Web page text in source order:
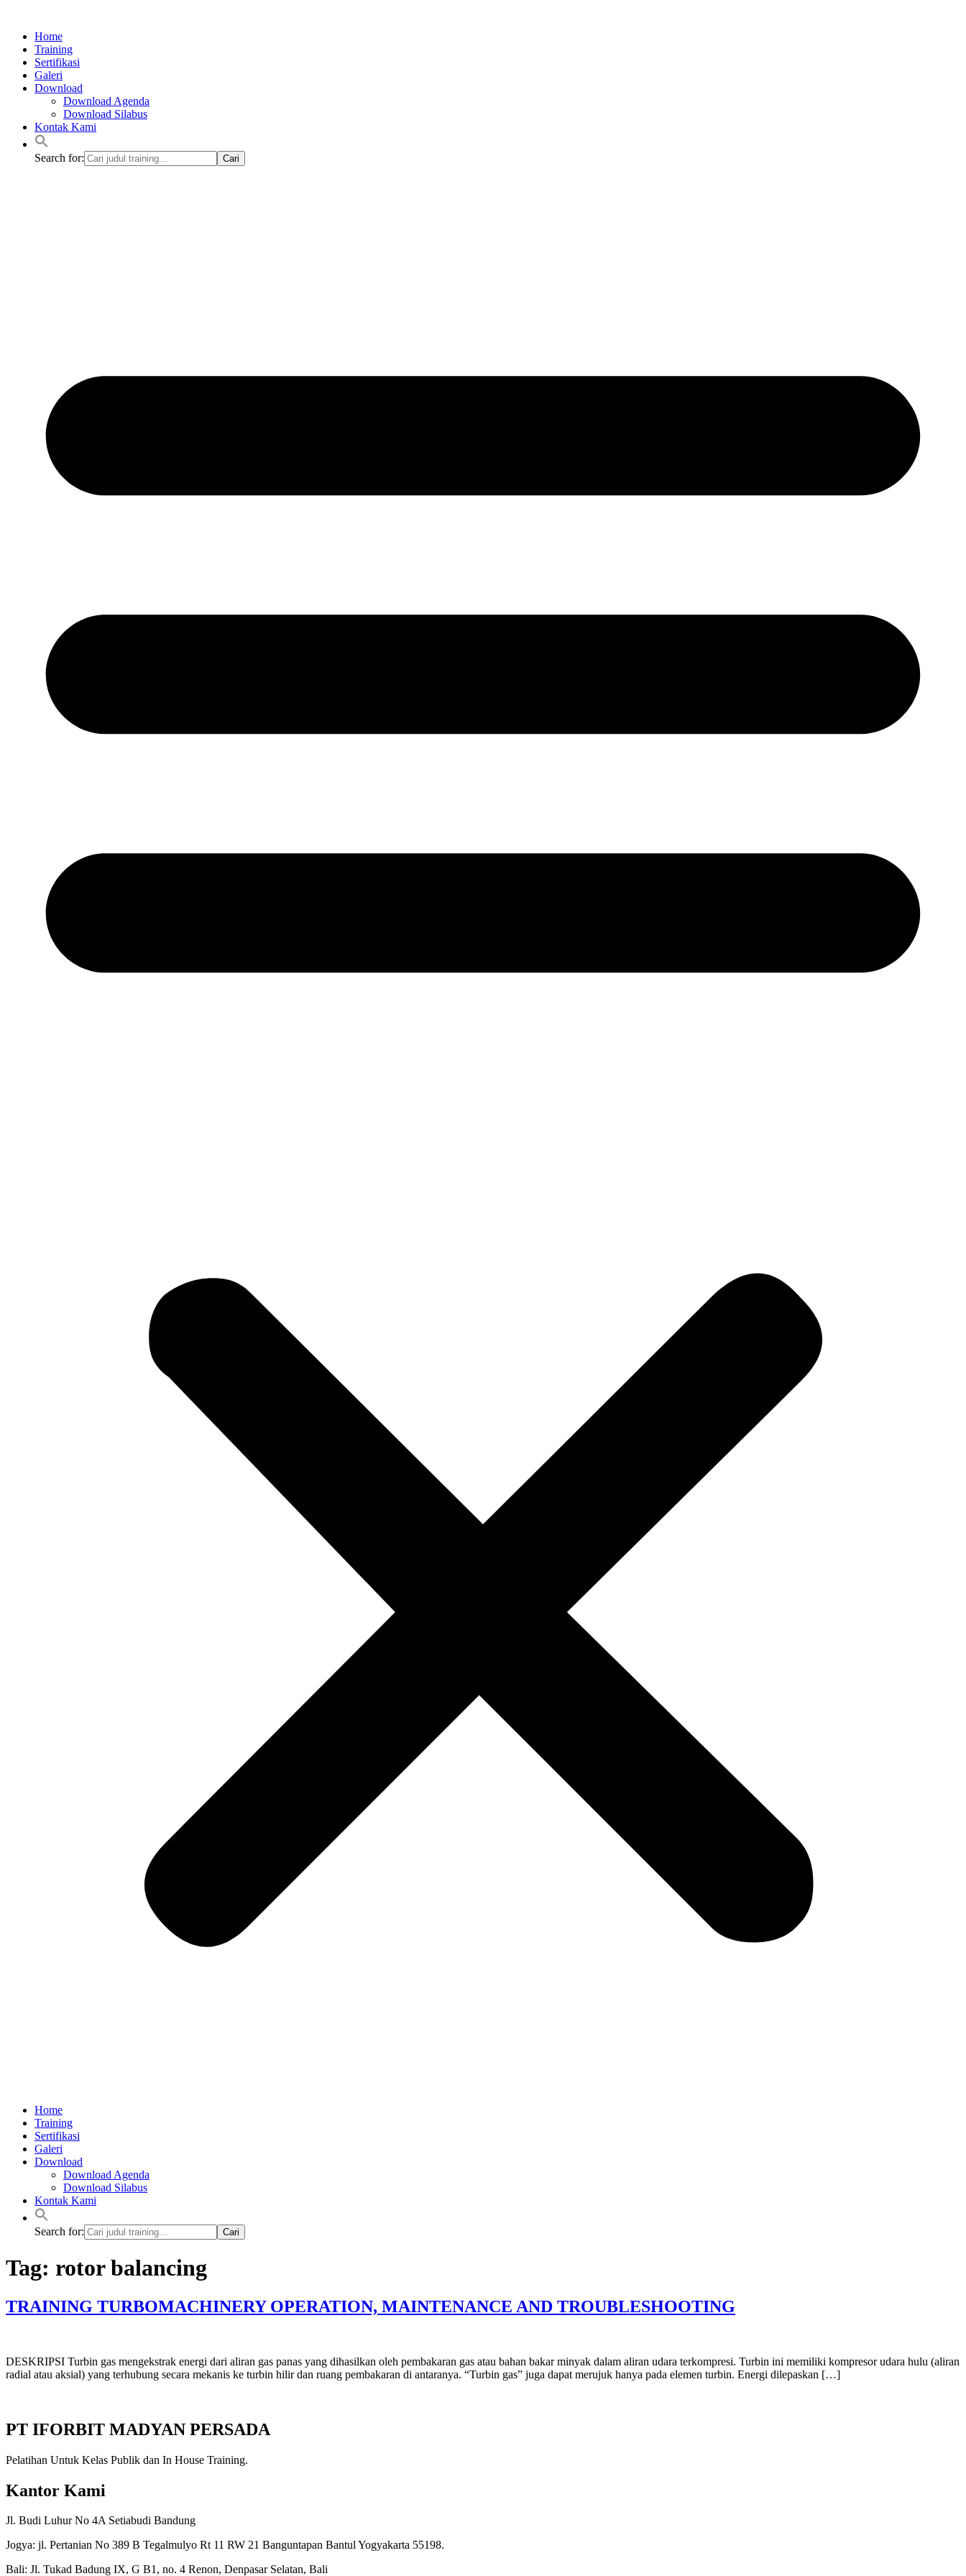
kontenHome
Training
Sertifikasi
Galeri
Download
Download Agenda
Download Silabus
Kontak Kami
Search for:
Home
Training
Sertifikasi
Galeri
Download
Download Agenda
Download Silabus
Kontak Kami
Search for:
Tag: rotor balancing
TRAINING TURBOMACHINERY OPERATION, MAINTENANCE AND TROUBLESHOOTING
DESKRIPSI Turbin gas mengekstrak energi dari aliran gas panas yang dihasilkan oleh pembakaran gas atau bahan bakar minyak dalam aliran udara terkompresi. Turbin ini memiliki kompresor udara hulu (aliran
radial atau aksial) yang terhubung secara mekanis ke turbin hilir dan ruang pembakaran di antaranya. “Turbin gas” juga dapat merujuk hanya pada elemen turbin. Energi dilepaskan […]
PT IFORBIT MADYAN PERSADA
Pelatihan Untuk Kelas Publik dan In House Training.
Kantor Kami
Jl. Budi Luhur No 4A Setiabudi Bandung
Jogya: jl. Pertanian No 389 B Tegalmulyo Rt 11 RW 21 Banguntapan Bantul Yogyakarta 55198.
Bali: Jl. Tukad Badung IX, G B1, no. 4 Renon, Denpasar Selatan, Bali